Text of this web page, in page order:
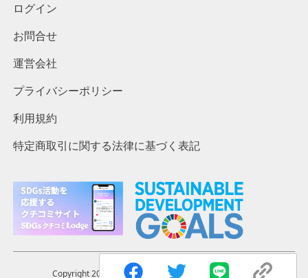
ログイン
お問合せ
運営会社
プライバシーポリシー
利用規約
特定商取引に関する法律に基づく表記
Copyright 2023 ©︎ The Lodges. Inc. All rights reserved